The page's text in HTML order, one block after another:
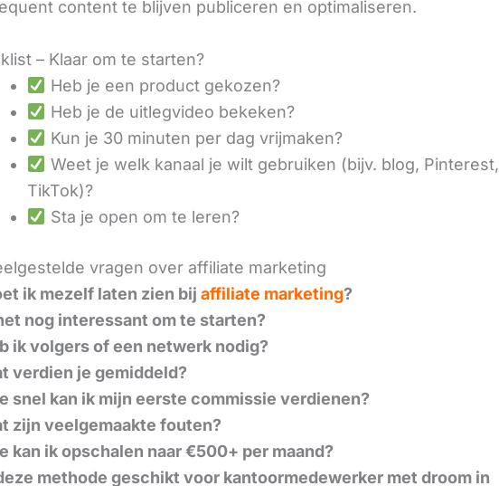
content te blijven publiceren en optimaliseren.
– Klaar om te starten?
Heb je een product gekozen?
Heb je de uitlegvideo bekeken?
Kun je 30 minuten per dag vrijmaken?
Weet je welk kanaal je wilt gebruiken (bijv. blog, Pinterest,
TikTok)?
Sta je open om te leren?
vragen over affiliate marketing
ik mezelf laten zien bijaffiliate marketing?
nog interessant om te starten?
ik volgers of een netwerk nodig?
verdien je gemiddeld?
snel kan ik mijn eerste commissie verdienen?
zijn veelgemaakte fouten?
kan ik opschalen naar €500+ per maand?
methode geschikt voor kantoormedewerker met droom in